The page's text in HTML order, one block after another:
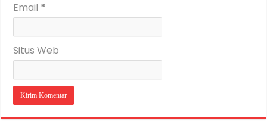
Email *
Situs Web